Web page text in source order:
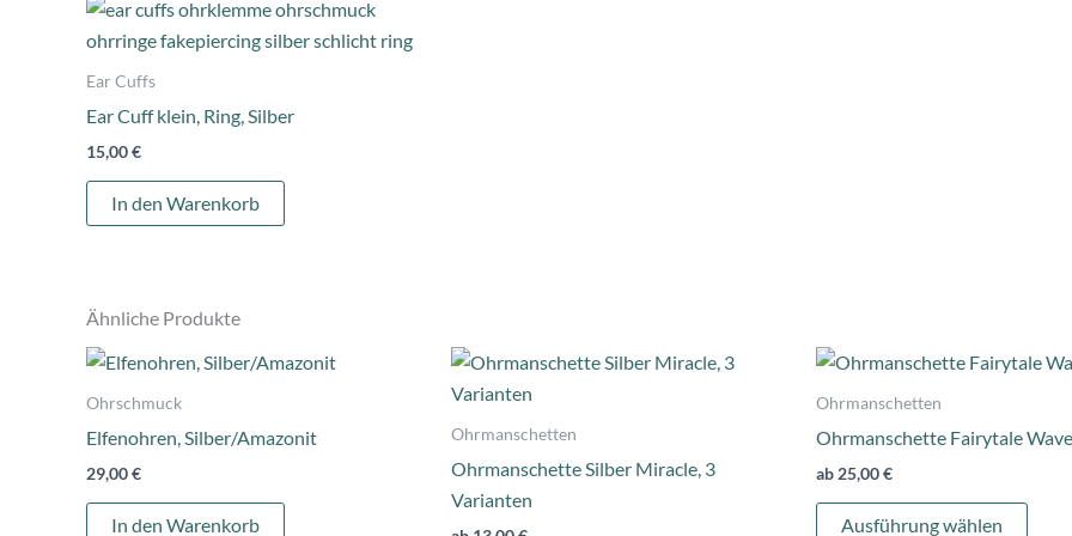
Ear Cuffs
Ear Cuff klein, Ring, Silber
15,00€
In den Warenkorb
Ähnliche Produkte
Ohrschmuck
Elfenohren, Silber/Amazonit
29,00€
In den Warenkorb
Ohrmanschetten
Ohrmanschette Silber Miracle, 3
Varianten
Dieses
Varianten
Ohrmanschetten
Ohrmanschette Fairytale
ab 25,00€
Ausführung wählen